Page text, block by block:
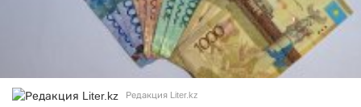
Редакция Liter.kz